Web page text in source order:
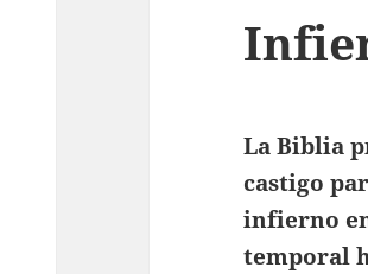
La Biblia
castigo
infierno
temporal